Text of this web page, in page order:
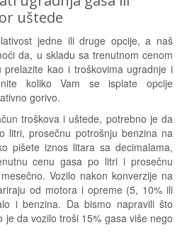
uštede
jedne ili druge opcije, a naš
da, u skladu sa trenutnom cenom
prelazite kao i troškovima ugradnje i
koliko Vam se isplate opcije
gorivo.
troškova i uštede, potrebno je da
litri, prosečnu potrošnju benzina na
pišete iznos litara sa decimalama,
cenu gasa po litri i prosečnu
Vozilo nakon konverzije na
od motora i opreme (5, 10% ili
i benzina. Da bismo napravili što
je da vozilo troši 15% gasa više nego